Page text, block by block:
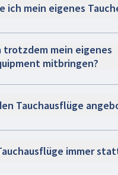
ich mein eigenes
trotzdem mein eigenes
mitbringen?
Tauchausflüge
immer